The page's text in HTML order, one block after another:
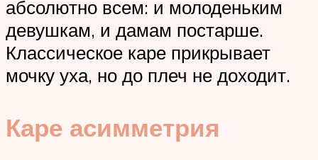
абсолютно всем: и молоденьким
девушкам, и дамам постарше.
Классическое каре прикрывает
мочку уха, но до плеч не доходит.
Каре асимметрия